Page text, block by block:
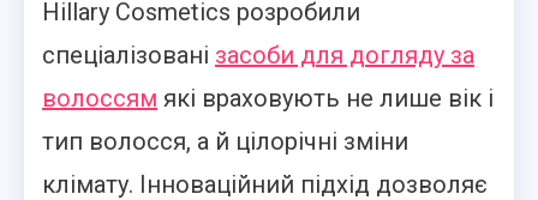
Hillary Cosmetics розробили
спеціалізовані засоби для догляду за
волоссям які враховують не лише вік і
тип волосся, а й цілорічні зміни
клімату. Інноваційний підхід дозволяє